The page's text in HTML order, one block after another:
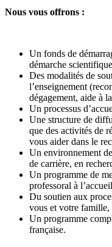
Nous vous offrons :
Un fonds de
démarche
Des modalités de
l’enseignement
dégagement, aide à
Un processus
Une structure de
que des activités de
vous aider dans le
Un environnement
de carrière, en
Un programme de
professoral à
Du soutien aux
vous et votre famille,
Un programme
française.